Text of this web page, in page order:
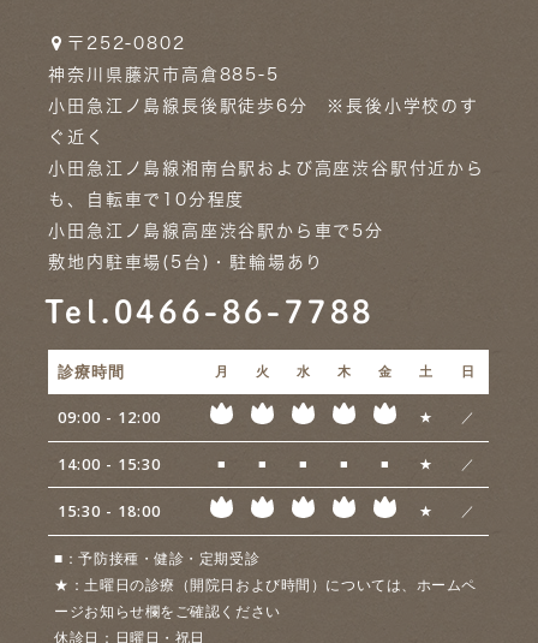
〒252-0802
神奈川県藤沢市高倉885-5
小田急江ノ島線長後駅徒歩6分 ※長後小学校のす
ぐ近く
小田急江ノ島線湘南台駅および高座渋谷駅付近から
も、自転車で10分程度
小田急江ノ島線高座渋谷駅から車で5分
敷地内駐車場(5台)・駐輪場あり
Tel.0466-86-7788
診療時間 月 火 水 木 金 土 日
09:00 - 12:00 ★ ／
14:00 - 15:30 ■ ■ ■ ■ ■ ★ ／
15:30 - 18:00 ★ ／
■ ：予防接種・健診・定期受診
★ ：土曜日の診療（開院日および時間）については、ホームペ
ージお知らせ欄をご確認ください
休診日： 日曜日・祝日